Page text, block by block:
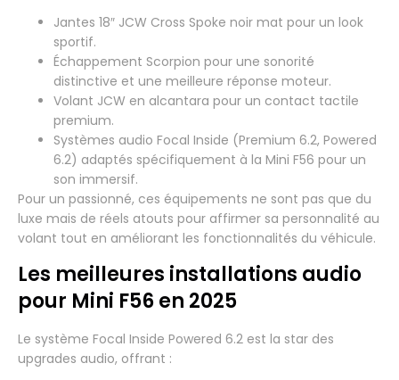
Jantes 18″ JCW Cross Spoke noir mat pour un look
sportif.
Échappement Scorpion pour une sonorité
distinctive et une meilleure réponse moteur.
Volant JCW en alcantara pour un contact tactile
premium.
Systèmes audio Focal Inside (Premium 6.2, Powered
6.2) adaptés spécifiquement à la Mini F56 pour un
son immersif.
Pour un passionné, ces équipements ne sont pas que du
luxe mais de réels atouts pour affirmer sa personnalité au
volant tout en améliorant les fonctionnalités du véhicule.
Les meilleures installations audio
pour Mini F56 en 2025
Le système Focal Inside Powered 6.2 est la star des
upgrades audio, offrant :